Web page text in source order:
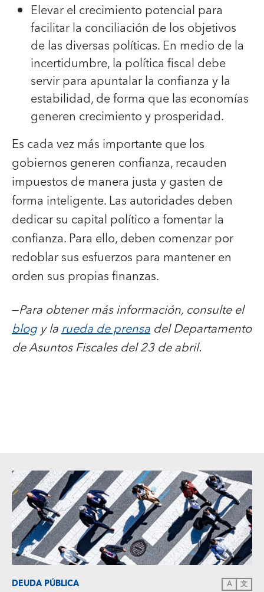
Elevar el crecimiento potencial para
facilitar la conciliación de los objetivos
de las diversas políticas. En medio de la
incertidumbre, la política fiscal debe
servir para apuntalar la confianza y la
estabilidad, de forma que las economías
generen crecimiento y prosperidad.
Es cada vez más importante que los
gobiernos generen confianza, recauden
impuestos de manera justa y gasten de
forma inteligente. Las autoridades deben
dedicar su capital político a fomentar la
confianza. Para ello, deben comenzar por
redoblar sus esfuerzos para mantener en
orden sus propias finanzas.
—Para obtener más información, consulte el
blog y larueda de prensa del Departamento
de Asuntos Fiscales del 23 de abril.
DEUDA PÚBLICA A 文